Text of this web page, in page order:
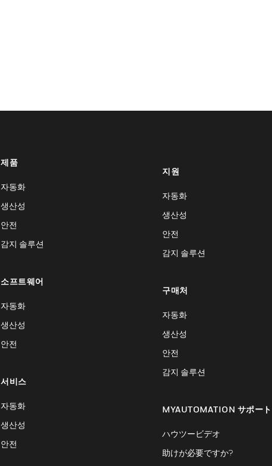
제품
자동화
생산성
안전
감지 솔루션
소프트웨어
자동화
생산성
안전
서비스
자동화
생산성
안전
지원
자동화
생산성
안전
감지 솔루션
구매처
자동화
생산성
안전
감지 솔루션
MYAUTOMATION サポート
ハウツービデオ
助けが必要ですか?